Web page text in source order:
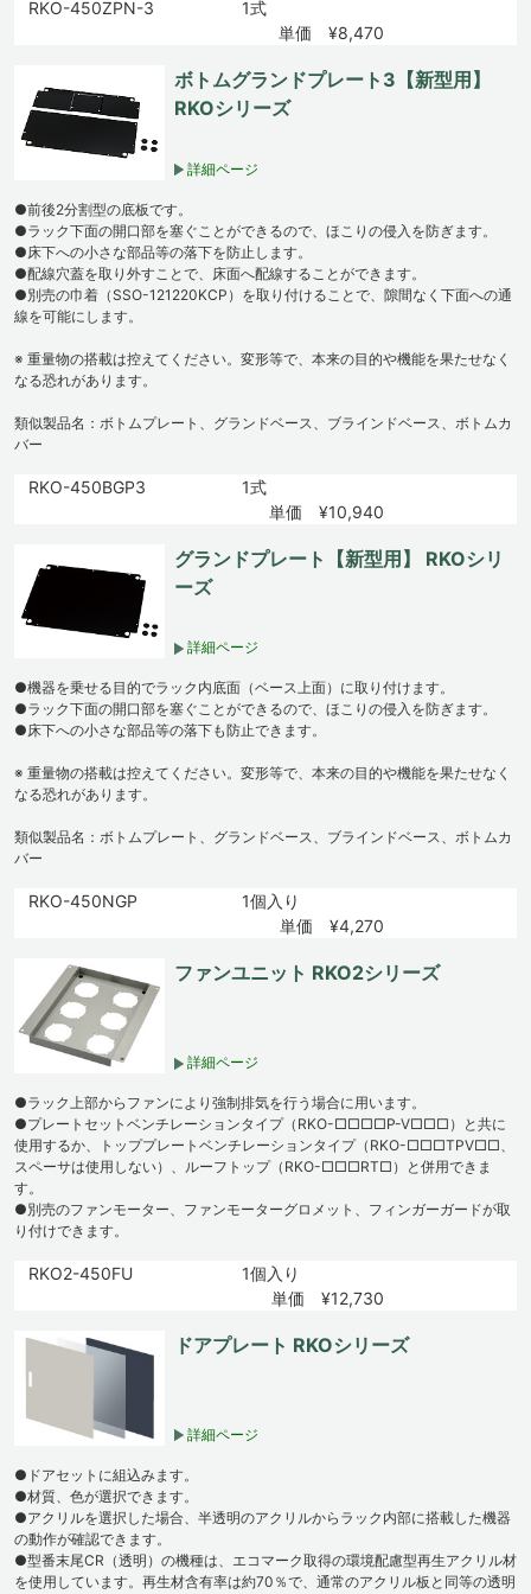
RKO-450ZPN-3
1式
単価 ¥8,470
ボトムグランドプレート3【新型用】
RKOシリーズ
詳細ページ
●前後2分割型の底板です。
●ラック下面の開口部を塞ぐことができるので、ほこりの侵入を防ぎます。
●床下への小さな部品等の落下を防止します。
●配線穴蓋を取り外すことで、床面へ配線することができます。
●別売の巾着（SSO-121220KCP）を取り付けることで、隙間なく下面への通
線を可能にします。
※ 重量物の搭載は控えてください。変形等で、本来の目的や機能を果たせなく
なる恐れがあります。
類似製品名：ボトムプレート、グランドベース、ブラインドベース、ボトムカ
バー
RKO-450BGP3
1式
単価 ¥10,940
グランドプレート【新型用】 RKOシリ
ーズ
詳細ページ
●機器を乗せる目的でラック内底面（ベース上面）に取り付けます。
●ラック下面の開口部を塞ぐことができるので、ほこりの侵入を防ぎます。
●床下への小さな部品等の落下も防止できます。
※ 重量物の搭載は控えてください。変形等で、本来の目的や機能を果たせなく
なる恐れがあります。
類似製品名：ボトムプレート、グランドベース、ブラインドベース、ボトムカ
バー
RKO-450NGP
1個入り
単価 ¥4,270
ファンユニット RKO2シリーズ
詳細ページ
●ラック上部からファンにより強制排気を行う場合に用います。
●プレートセットベンチレーションタイプ（RKO-□□□□P-V□□□）と共に
使用するか、トッププレートベンチレーションタイプ（RKO-□□□TPV□□、
スペーサは使用しない）、ルーフトップ（RKO-□□□RT□）と併用できま
す。
●別売のファンモーター、ファンモーターグロメット、フィンガーガードが取
り付けできます。
RKO2-450FU
1個入り
単価 ¥12,730
ドアプレート RKOシリーズ
詳細ページ
●ドアセットに組込みます。
●材質、色が選択できます。
●アクリルを選択した場合、半透明のアクリルからラック内部に搭載した機器
の動作が確認できます。
●型番末尾CR（透明）の機種は、エコマーク取得の環境配慮型再生アクリル材
を使用しています。再生材含有率は約70％で、通常のアクリル板と同等の透明